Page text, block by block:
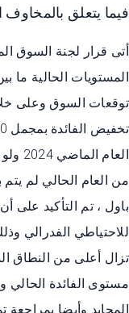
فيما يتعلق
أتى قرار لجنة السوق
توقعات السوق وعلى
من العام الحالي لم
باول ، تم التأكيد على
للاحتياطي الفدرالي
تزال أعلى من النطاق
مستوى الفائدة الحالي
المحايد وأيضا